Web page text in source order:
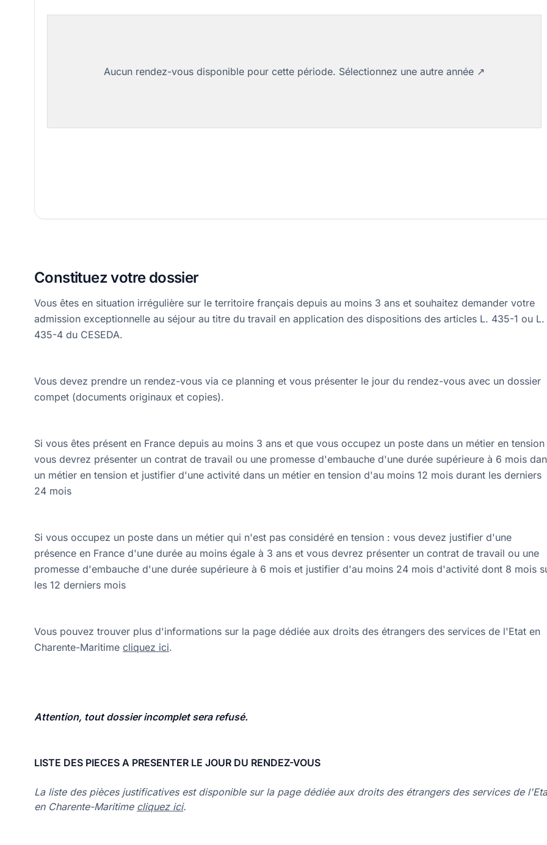
Constituez votre dossier
Vous êtes en situation irrégulière sur le territoire français depuis au moins 3 ans et souhaitez demander votre
admission exceptionnelle au séjour au titre du travail en application des dispositions des articles L. 435-1 ou L.
435-4 du CESEDA.
Vous devez prendre un rendez-vous via ce planning et vous présenter le jour du rendez-vous avec un dossier
compet (documents originaux et copies).
Si vous êtes présent en France depuis au moins 3 ans et que vous occupez un poste dans un métier en tension
vous devrez présenter un contrat de travail ou une promesse d'embauche d'une durée supérieure à 6 mois
un métier en tension et justifier d'une activité dans un métier en tension d'au moins 12 mois durant les derniers
24 mois
Si vous occupez un poste dans un métier qui n'est pas considéré en tension : vous devez justifier d'une
présence en France d'une durée au moins égale à 3 ans et vous devrez présenter un contrat de travail ou une
promesse d'embauche d'une durée supérieure à 6 mois et justifier d'au moins 24 mois d'activité dont 8 mois
les 12 derniers mois
Vous pouvez trouver plus d'informations sur la page dédiée aux droits des étrangers des services de l'Etat en
Charente-Maritime cliquez ici.
Attention, tout dossier incomplet sera refusé.
LISTE DES PIECES A PRESENTER LE JOUR DU RENDEZ-VOUS
La liste des pièces justificatives est disponible sur la page dédiée aux droits des étrangers des services de
en Charente-Maritime cliquez ici.